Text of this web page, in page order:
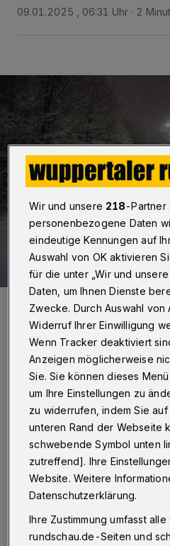
09.01.2025 , 06:31 Uhr 2
Bild aus Ronsdorf.
D er Eigenbetrieb
ist mit allen
seit der Nacht auf den
5:30 Uhr sind auch die
die per Hand die
Lichtscheid sind die
Talachse dagegen
Wir und unsere 218-Partner
personenbezogene Daten
eindeutige Kennungen auf
Auswahl von OK aktivieren
für die unter „Wir und
Daten, um Ihnen Dienste
Zwecke. Durch Auswahl
Widerruf Ihrer Einwilligung
Wenn Tracker deaktiviert
Anzeigen möglicherweise
Sie. Sie können dieses
um Ihre Einstellungen zu
zu widerrufen, indem Sie
unteren Rand der Webseite
schwebende Symbol unten
zutreffend]. Ihre
Website. Weitere
Datenschutzerklärung.
Ihre Zustimmung umfasst
rundschau.de-Seiten und